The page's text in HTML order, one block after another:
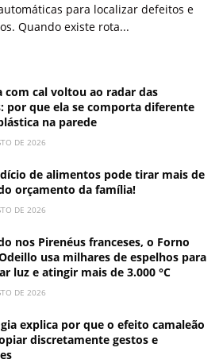
para localizar defeitos e
Quando existe rota...
com cal voltou ao radar das
por que ela se comporta diferente
na parede
DE 2026
de alimentos pode tirar mais de
orçamento da família!
DE 2026
nos Pirenéus franceses, o Forno
usa milhares de espelhos para
luz e atingir mais de 3.000 °C
DE 2026
explica por que o efeito camaleão
discretamente gestos e